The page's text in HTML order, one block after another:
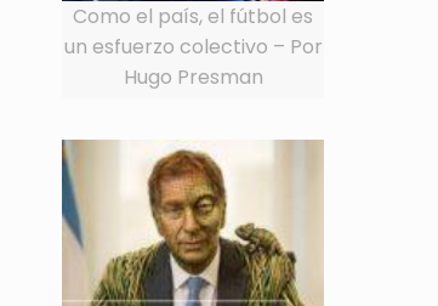
Como el país, el fútbol es
un esfuerzo colectivo – Por
Hugo Presman